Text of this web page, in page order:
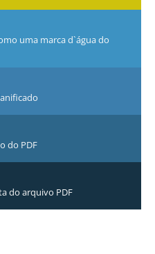
uma marca d`água do
do PDF
do arquivo PDF